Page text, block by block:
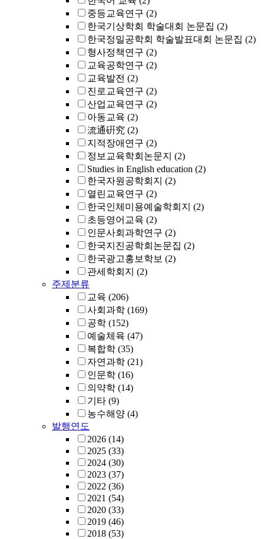
중등교육연구 (2)
한국기상학회 학술대회 논문집 (2)
한국정밀공학회 학술발표대회 논문집 (2)
형사정책연구 (2)
교육공학연구 (2)
교육발전 (2)
진로교육연구 (2)
산업교육연구 (2)
아동교육 (2)
流通硏究 (2)
지적장애연구 (2)
정보교육학회논문지 (2)
Studies in English education (2)
한국자원공학회지 (2)
열린교육연구 (2)
한국인체미용예술학회지 (2)
초등영어교육 (2)
인문사회과학연구 (2)
한국지진공학회논문집 (2)
한국광고홍보학보 (2)
관세학회지 (2)
주제분류
교육 (206)
사회과학 (169)
공학 (152)
예술체육 (47)
복합학 (35)
자연과학 (21)
인문학 (16)
의약학 (14)
기타 (9)
농수해양 (4)
발행연도
2026 (14)
2025 (33)
2024 (30)
2023 (37)
2022 (36)
2021 (54)
2020 (33)
2019 (46)
2018 (53)